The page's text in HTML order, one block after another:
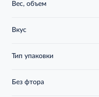
Вес, объем
Вкус
Тип упаковки
Без фтора